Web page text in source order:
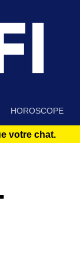
HOROSCOPE
votre chat.